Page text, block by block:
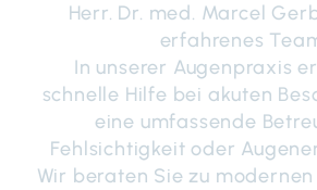
Herr. Dr. med. Marcel
erfahrenes
In unserer Augenpraxis
schnelle Hilfe bei akuten
eine umfassende
Fehlsichtigkeit oder
Wir beraten Sie zu